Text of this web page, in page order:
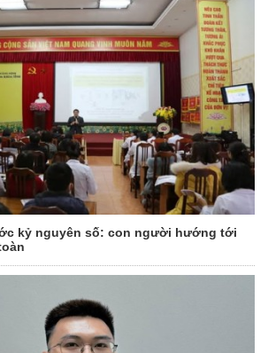
kỷ nguyên số: con người hướng tới